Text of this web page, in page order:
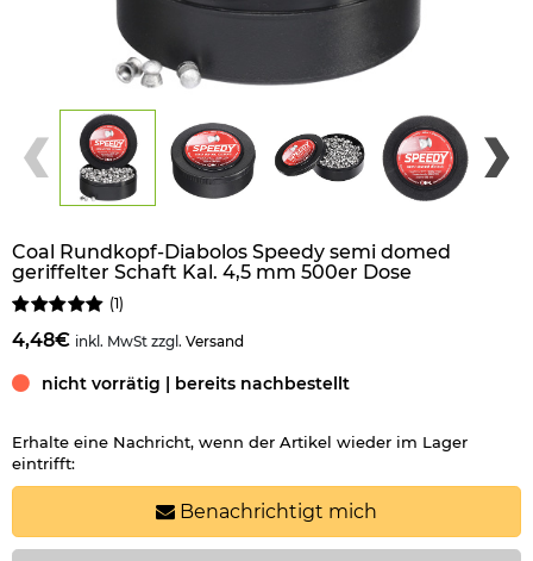
Coal Rundkopf-Diabolos Speedy semi domed
geriffelter Schaft Kal. 4,5 mm 500er Dose
(1 )
4,48€ inkl. MwSt zzgl. Versand
nicht vorrätig | bereits nachbestellt
Erhalte eine Nachricht, wenn der Artikel wieder im Lager
eintrifft:
Benachrichtigt mich